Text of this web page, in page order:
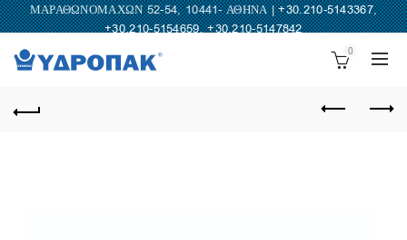
ΜΑΡΑΘΩΝΟΜΑΧΩΝ 52-54, 10441- ΑΘΗΝΑ |+30.210-5143367,
+30.210-5154659,+30.210-5147842
0